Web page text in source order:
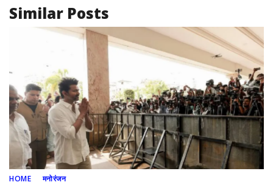
Similar Posts
HOME मनोरंजन